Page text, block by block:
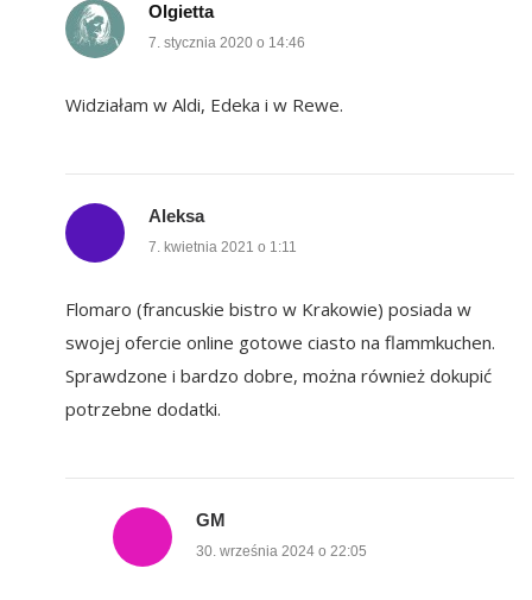
Olgietta
7. stycznia 2020 o 14:46
Widziałam w Aldi, Edeka i w Rewe.
Aleksa
7. kwietnia 2021 o 1:11
Flomaro (francuskie bistro w Krakowie) posiada w
swojej ofercie online gotowe ciasto na flammkuchen.
Sprawdzone i bardzo dobre, można również dokupić
potrzebne dodatki.
GM
30. września 2024 o 22:05